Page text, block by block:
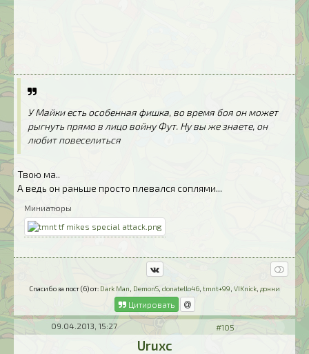
У Майки есть особенная фишка, во время боя он может
рыгнуть прямо в лицо войну Фут. Ну вы же знаете, он
любит повеселиться
Твою ма..
А ведь он раньше просто плевался соплями...
Миниатюры
Спасибо за пост (6) от: Dark Man DemonS donatello46 tmnt+99 VIKnick донни
Цитировать
09.04.2013, 15:27 #105
Uruxc